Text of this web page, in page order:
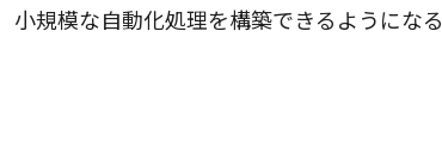
規模な自動化処理を構築できるようになる